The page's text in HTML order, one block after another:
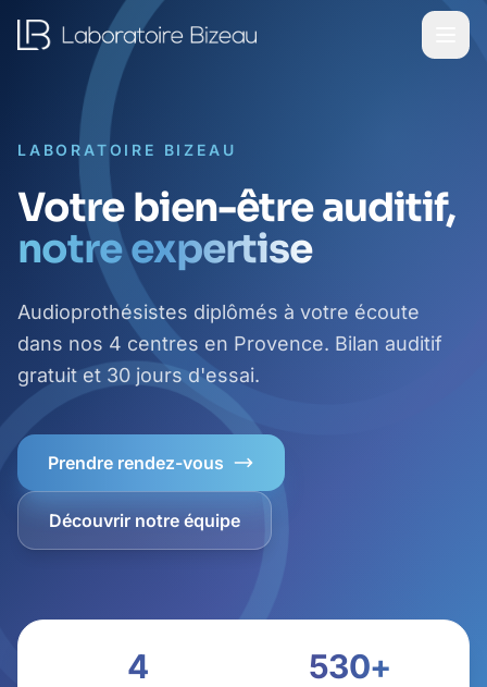
LABORATOIRE BIZEAU
Votre bien-être auditif,
notre expertise
Audioprothésistes diplômés à votre écoute
dans nos 4 centres en Provence. Bilan auditif
gratuit et 30 jours d'essai.
Prendre rendez-vous
Découvrir notre équipe
4 530+